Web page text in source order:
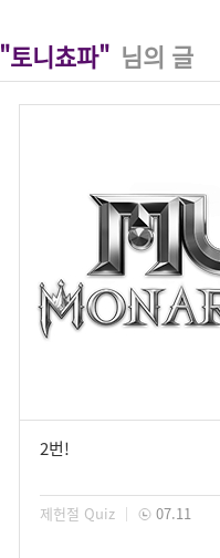
"토니쵸파" 님의 글
2번!
제헌절 Quiz 07.11